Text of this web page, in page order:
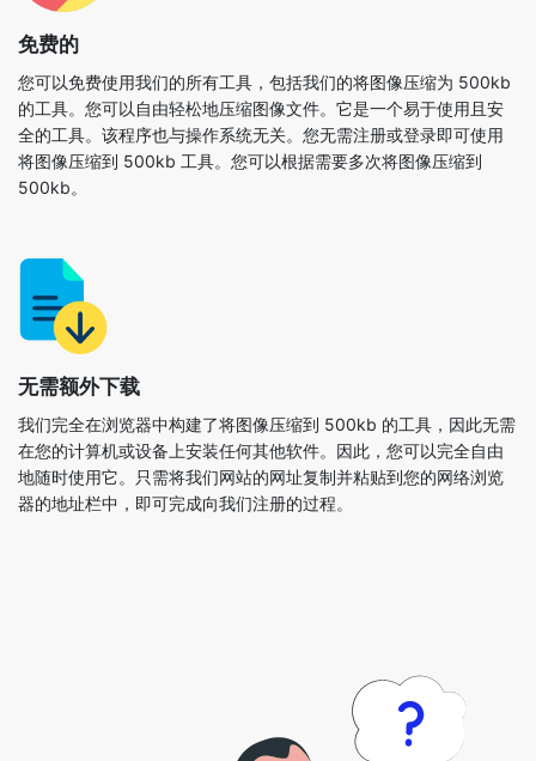
的工具。您可以自由轻松地压缩图像文件。它是一个易于使用且安
全的工具。该程序也与操作系统无关。您无需注册或登录即可使用
500kb。
无需额外下载
我们完全在浏览器中构建了将图像压缩到 500kb 的工具，因此无需
在您的计算机或设备上安装任何其他软件。因此，您可以完全自由
地随时使用它。只需将我们网站的网址复制并粘贴到您的网络浏览